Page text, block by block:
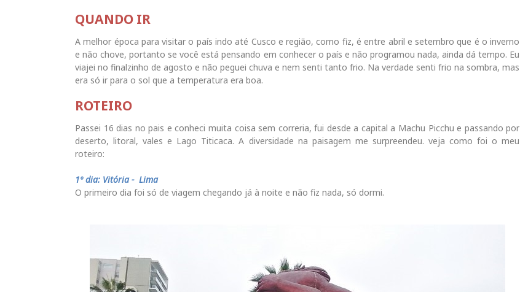
QUANDO IR
A melhor época para visitar o país indo até Cusco e região, como fiz, é entre abril e setembro que é o inverno
e não chove, portanto se você está pensando em conhecer o país e não programou nada, ainda dá tempo. Eu
viajei no finalzinho de agosto e não peguei chuva e nem senti tanto frio. Na verdade senti frio na sombra, mas
era só ir para o sol que a temperatura era boa.
ROTEIRO
Passei 16 dias no pais e conheci muita coisa sem correria, fui desde a capital a Machu Picchu e passando por
deserto, litoral, vales e Lago Titicaca. A diversidade na paisagem me surpreendeu. veja como foi o meu
roteiro:
1º dia: Vitória - Lima
O primeiro dia foi só de viagem chegando já à noite e não fiz nada, só dormi.